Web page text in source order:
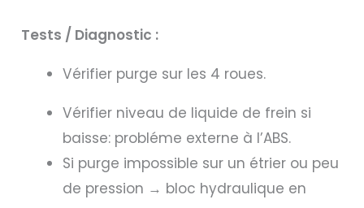
Tests / Diagnostic :
Vérifier purge sur les 4 roues.
Vérifier niveau de liquide de frein si
baisse: probléme externe à l’ABS.
Si purge impossible sur un étrier ou peu
de pression → bloc hydraulique en